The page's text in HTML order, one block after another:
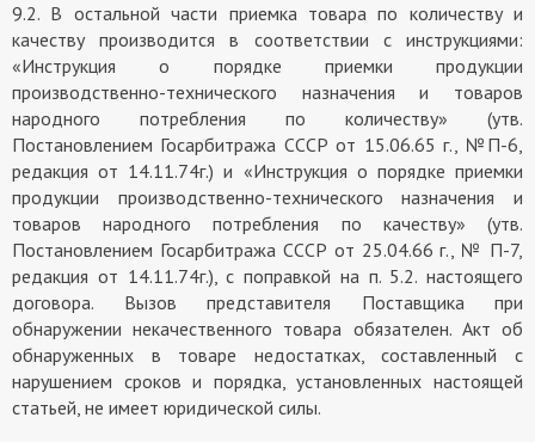
9.2. В остальной части приемка товара по количеству и
качеству производится в соответствии с инструкциями:
«Инструкция о порядке приемки продукции
производственно-технического назначения и товаров
народного потребления по количеству» (утв.
Постановлением Госарбитража СССР от 15.06.65 г., №П-6,
редакция от 14.11.74г.) и «Инструкция о порядке приемки
продукции производственно-технического назначения и
товаров народного потребления по качеству» (утв.
Постановлением Госарбитража СССР от 25.04.66 г., № П-7,
редакция от 14.11.74г.), с поправкой на п. 5.2. настоящего
договора. Вызов представителя Поставщика при
обнаружении некачественного товара обязателен. Акт об
обнаруженных в товаре недостатках, составленный с
нарушением сроков и порядка, установленных настоящей
статьей, не имеет юридической силы.